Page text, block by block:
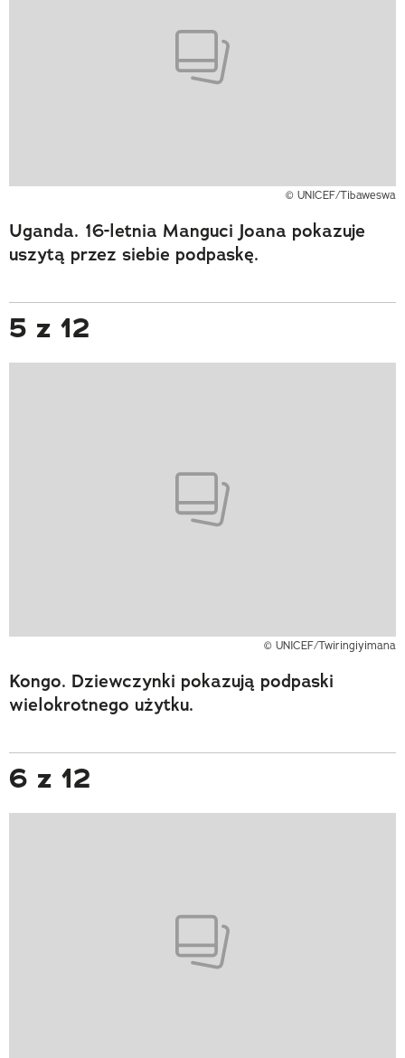
© UNICEF/Tibaweswa
Uganda. 16-letnia Manguci Joana pokazuje
uszytą przez siebie podpaskę.
5 z 12
© UNICEF/Twiringiyimana
Kongo. Dziewczynki pokazują podpaski
wielokrotnego użytku.
6 z 12